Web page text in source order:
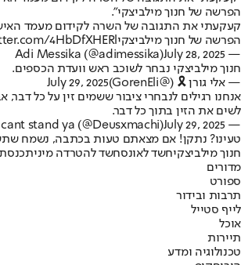
הפרשה של חנוך מילביצקי".
קעקעתי את התגובה של השרה לקידום מעמד
הפרשה של חנוך מילביצקי 4HbDfXHERl
— Adi Messika (@adimessika)
July 28, 2025
חנוך מילביצקי נבחר לשוכב ראש וועדת הכספים.
— אלי גורן 🎗 (@GorenEli)
July 29, 2025
אנחנו רגילים לנבחרי ציבור ששמים זין על כל דבר,
לשים את הזין בתוך כל דבר.
— Frank cant stand ya (@Deusxmachi)
July 29, 2025
טעינו? נתקן! אם מצאתם טעות בכתבה, נשמח
חנוך מילביצקיחשד לאונסחשד להטרדה מינית
מדורים
ספורט
תרבות ובידור
לייף סטייל
אוכל
תיירות
טכנולוגיה ומדע